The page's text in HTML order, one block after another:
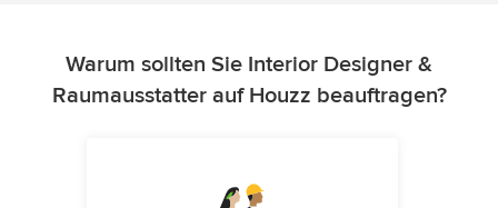
Warum sollten Sie Interior Designer &
Raumausstatter auf Houzz beauftragen?